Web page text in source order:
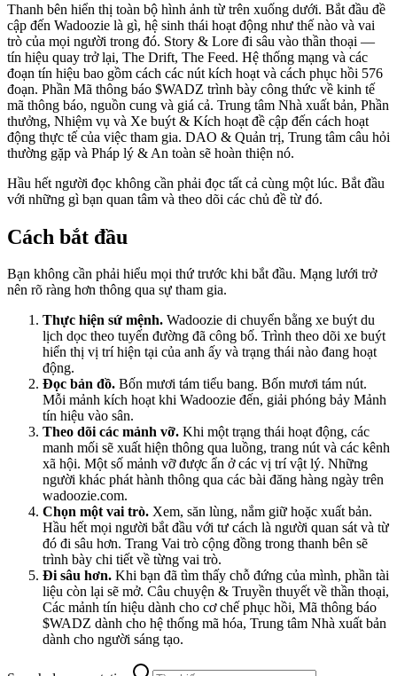
Thanh bên hiển thị toàn bộ hình ảnh từ trên xuống dưới. Bắt đầu đề
cập đến Wadoozie là gì, hệ sinh thái hoạt động như thế nào và vai
trò của mọi người trong đó. Story & Lore đi sâu vào thần thoại —
tín hiệu quay trở lại, The Drift, The Feed. Hệ thống mạng và các
đoạn tín hiệu bao gồm cách các nút kích hoạt và cách phục hồi 576
đoạn. Phần Mã thông báo $WADZ trình bày công thức về kinh tế
mã thông báo, nguồn cung và giá cả. Trung tâm Nhà xuất bản, Phần
thưởng, Nhiệm vụ và Xe buýt & Kích hoạt đề cập đến cách hoạt
động thực tế của việc tham gia. DAO & Quản trị, Trung tâm câu hỏi
thường gặp và Pháp lý & An toàn sẽ hoàn thiện nó.
Hầu hết người đọc không cần phải đọc tất cả cùng một lúc. Bắt đầu
với những gì bạn quan tâm và theo dõi các chủ đề từ đó.
Cách bắt đầu
Bạn không cần phải hiểu mọi thứ trước khi bắt đầu. Mạng lưới trở
nên rõ ràng hơn thông qua sự tham gia.
Thực hiện sứ mệnh. Wadoozie di chuyển bằng xe buýt du
lịch dọc theo tuyến đường đã công bố. Trình theo dõi xe buýt
hiển thị vị trí hiện tại của anh ấy và trạng thái nào đang hoạt
động.
Đọc bản đồ. Bốn mươi tám tiểu bang. Bốn mươi tám nút.
Mỗi mảnh kích hoạt khi Wadoozie đến, giải phóng bảy Mảnh
tín hiệu vào sân.
Theo dõi các mảnh vỡ. Khi một trạng thái hoạt động, các
manh mối sẽ xuất hiện thông qua luồng, trang nút và các kênh
xã hội. Một số mảnh vỡ được ẩn ở các vị trí vật lý. Những
người khác phát hành thông qua các bài đăng hàng ngày trên
wadoozie.com.
Chọn một vai trò. Xem, săn lùng, nắm giữ hoặc xuất bản.
Hầu hết mọi người bắt đầu với tư cách là người quan sát và từ
đó đi sâu hơn. Trang Vai trò cộng đồng trong thanh bên sẽ
trình bày chi tiết về từng vai trò.
Đi sâu hơn. Khi bạn đã tìm thấy chỗ đứng của mình, phần tài
liệu còn lại sẽ mở. Câu chuyện & Truyền thuyết về thần thoại,
Các mảnh tín hiệu dành cho cơ chế phục hồi, Mã thông báo
$WADZ dành cho hệ thống mã hóa, Trung tâm Nhà xuất bản
dành cho người sáng tạo.